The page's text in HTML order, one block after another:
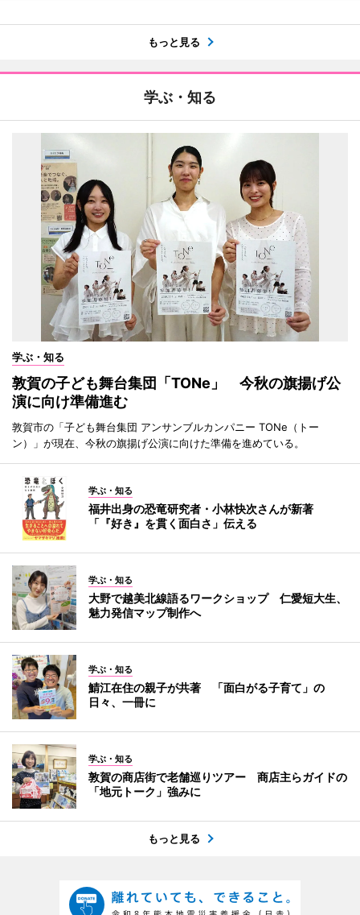
もっと見る
学ぶ・知る
学ぶ・知る
敦賀の子ども舞台集団「TONe」 今秋の旗揚げ公
演に向け準備進む
敦賀市の「子ども舞台集団 アンサンブルカンパニー TONe（トー
ン）」が現在、今秋の旗揚げ公演に向けた準備を進めている。
学ぶ・知る
福井出身の恐竜研究者・小林快次さんが新著
「『好き』を貫く面白さ」伝える
学ぶ・知る
大野で越美北線語るワークショップ 仁愛短大生、
魅力発信マップ制作へ
学ぶ・知る
鯖江在住の親子が共著 「面白がる子育て」の
日々、一冊に
学ぶ・知る
敦賀の商店街で老舗巡りツアー 商店主らガイドの
「地元トーク」強みに
もっと見る